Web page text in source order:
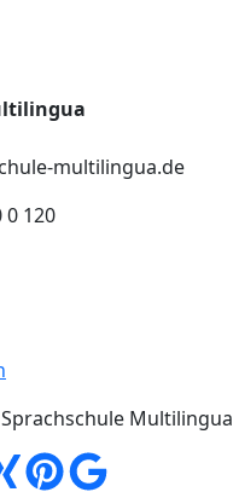
multilingua.de
0 120
Multilingua